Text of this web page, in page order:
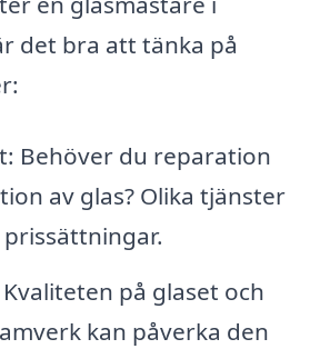
det bra att tänka på
Behöver du reparation
av glas? Olika tjänster
på glaset och
kan påverka den